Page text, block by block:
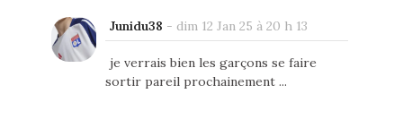
Junidu38 - dim 12 Jan 25 à 20 h 13
je verrais bien les garçons se faire
sortir pareil prochainement ...